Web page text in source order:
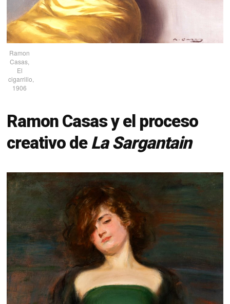
Ramon
Casas,
El
cigarrillo,
1906
Ramon Casas y el proceso
creativo de La Sargantain